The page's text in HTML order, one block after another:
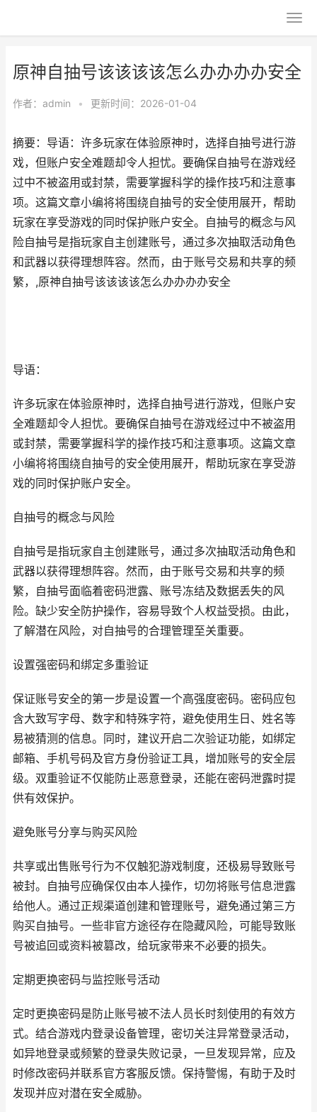
原神自抽号该该该该怎么办办办办安全
作者： admin • 更新时间：2026-01-04
摘要：导语：许多玩家在体验原神时，选择自抽号进行游
戏，但账户安全难题却令人担忧。要确保自抽号在游戏经
过中不被盗用或封禁，需要掌握科学的操作技巧和注意事
项。这篇文章小编将将围绕自抽号的安全使用展开，帮助
玩家在享受游戏的同时保护账户安全。自抽号的概念与风
险自抽号是指玩家自主创建账号，通过多次抽取活动角色
和武器以获得理想阵容。然而，由于账号交易和共享的频
繁，,原神自抽号该该该该怎么办办办办安全
导语：
许多玩家在体验原神时，选择自抽号进行游戏，但账户安
全难题却令人担忧。要确保自抽号在游戏经过中不被盗用
或封禁，需要掌握科学的操作技巧和注意事项。这篇文章
小编将将围绕自抽号的安全使用展开，帮助玩家在享受游
戏的同时保护账户安全。
自抽号的概念与风险
自抽号是指玩家自主创建账号，通过多次抽取活动角色和
武器以获得理想阵容。然而，由于账号交易和共享的频
繁，自抽号面临着密码泄露、账号冻结及数据丢失的风
险。缺少安全防护操作，容易导致个人权益受损。由此，
了解潜在风险，对自抽号的合理管理至关重要。
设置强密码和绑定多重验证
保证账号安全的第一步是设置一个高强度密码。密码应包
含大致写字母、数字和特殊字符，避免使用生日、姓名等
易被猜测的信息。同时，建议开启二次验证功能，如绑定
邮箱、手机号码及官方身份验证工具，增加账号的安全层
级。双重验证不仅能防止恶意登录，还能在密码泄露时提
供有效保护。
避免账号分享与购买风险
共享或出售账号行为不仅触犯游戏制度，还极易导致账号
被封。自抽号应确保仅由本人操作，切勿将账号信息泄露
给他人。通过正规渠道创建和管理账号，避免通过第三方
购买自抽号。一些非官方途径存在隐藏风险，可能导致账
号被追回或资料被篡改，给玩家带来不必要的损失。
定期更换密码与监控账号活动
定时更换密码是防止账号被不法人员长时刻使用的有效方
式。结合游戏内登录设备管理，密切关注异常登录活动，
如异地登录或频繁的登录失败记录，一旦发现异常，应及
时修改密码并联系官方客服反馈。保持警惕，有助于及时
发现并应对潜在安全威胁。